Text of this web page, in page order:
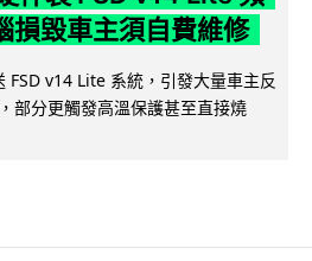
損毀車主須自費維修
FSD v14 Lite 系統，引發大量車主反
部分更觸發高溫保護甚至直接燒